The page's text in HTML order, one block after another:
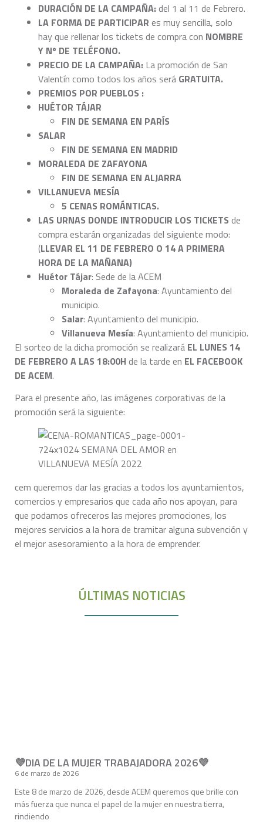
DURACIÓN DE LA CAMPAÑA:del 1 al 11 de Febrero.
LA FORMA DE PARTICIPAR es muy sencilla, solo
hay que rellenar los tickets de compra con NOMBRE
Y Nº DE TELÉFONO.
PRECIO DE LA CAMPAÑA: La promoción de San
Valentín como todos los años será GRATUITA.
PREMIOS POR PUEBLOS :
HUÉTOR TÁJAR
FIN DE SEMANA EN PARÍS
SALAR
FIN DE SEMANA EN MADRID
MORALEDA DE ZAFAYONA
FIN DE SEMANA EN ALJARRA
VILLANUEVA MESÍA
5 CENAS ROMÁNTICAS.
LAS URNAS DONDE INTRODUCIR LOS TICKETS de
compra estarán organizadas del siguiente modo:
(LLEVAR EL 11 DE FEBRERO O 14 A PRIMERA
HORA DE LA MAÑANA)
Huétor Tájar: Sede de la ACEM
Moraleda de Zafayona: Ayuntamiento del
municipio.
Salar: Ayuntamiento del municipio.
Villanueva Mesía: Ayuntamiento del municipio.
El sorteo de la dicha promoción se realizará EL LUNES 14
DE FEBRERO A LAS 18:00Hde la tarde en EL FACEBOOK
DE ACEM.
Para el presente año, las imágenes corporativas de la
promoción será la siguiente:
cem queremos dar las gracias a todos los ayuntamientos,
comercios y empresarios que cada año nos apoyan, para
que podamos ofreceros las mejores promociones, los
mejores servicios a la hora de tramitar alguna subvención y
el mejor asesoramiento a la hora de emprender.
ÚLTIMAS NOTICIAS
💜DIA DE LA MUJER TRABAJADORA 2026💜
6 de marzo de 2026
Este 8 de marzo de 2026, desde ACEM queremos que brille con
más fuerza que nunca el papel de la mujer en nuestra tierra,
rindiendo